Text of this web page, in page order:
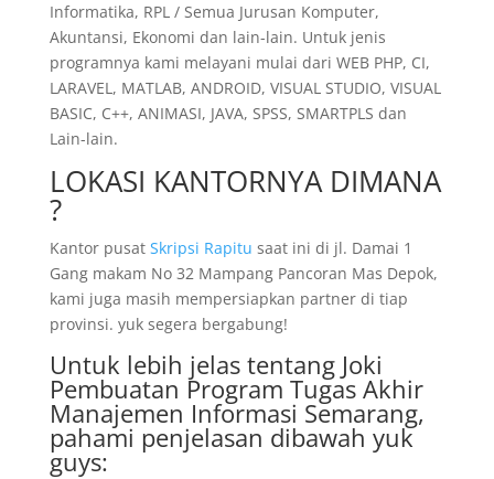
Informatika, RPL / Semua Jurusan Komputer,
Akuntansi, Ekonomi dan lain-lain. Untuk jenis
programnya kami melayani mulai dari WEB PHP, CI,
LARAVEL, MATLAB, ANDROID, VISUAL STUDIO, VISUAL
BASIC, C++, ANIMASI, JAVA, SPSS, SMARTPLS dan
Lain-lain.
LOKASI KANTORNYA DIMANA
?
Kantor pusat Skripsi Rapitu saat ini di jl. Damai 1
Gang makam No 32 Mampang Pancoran Mas Depok,
kami juga masih mempersiapkan partner di tiap
provinsi. yuk segera bergabung!
Untuk lebih jelas tentang Joki
Pembuatan Program Tugas Akhir
Manajemen Informasi Semarang,
pahami penjelasan dibawah yuk
guys: